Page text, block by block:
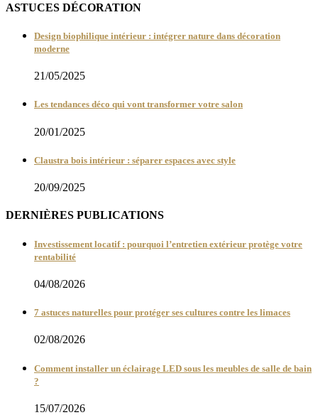
ASTUCES DÉCORATION
Design biophilique intérieur : intégrer nature dans décoration
moderne
21/05/2025
Les tendances déco qui vont transformer votre salon
20/01/2025
Claustra bois intérieur : séparer espaces avec style
20/09/2025
DERNIÈRES PUBLICATIONS
Investissement locatif : pourquoi l’entretien extérieur protège votre
rentabilité
04/08/2026
7 astuces naturelles pour protéger ses cultures contre les limaces
02/08/2026
Comment installer un éclairage LED sous les meubles de salle de bain
?
15/07/2026